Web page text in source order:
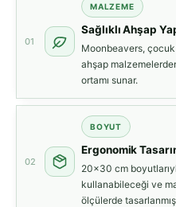
01
MALZEME
Sağlıklı Ahşap
Moonbeavers,
ahşap
ortamı sunar.
02
BOYUT
Ergonomik
20x30 cm
kullanabileceği ve
ölçülerde